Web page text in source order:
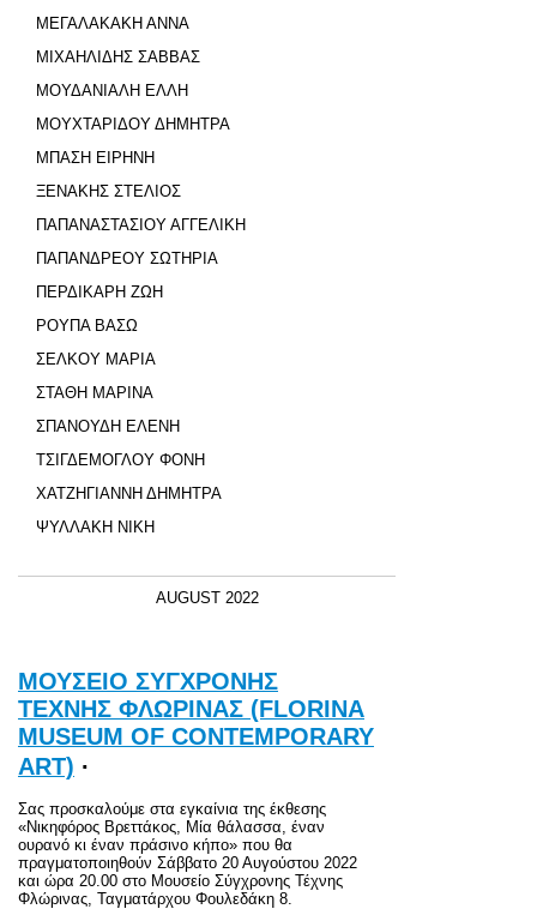
ΜΕΓΑΛΑΚΑΚΗ ΑΝΝΑ
ΜΙΧΑΗΛΙΔΗΣ ΣΑΒΒΑΣ
ΜΟΥΔΑΝΙΑΛΗ ΕΛΛΗ
ΜΟΥΧΤΑΡΙΔΟΥ ΔΗΜΗΤΡΑ
ΜΠΑΣΗ ΕΙΡΗΝΗ
ΞΕΝΑΚΗΣ ΣΤΕΛΙΟΣ
ΠΑΠΑΝΑΣΤΑΣΙΟΥ ΑΓΓΕΛΙΚΗ
ΠΑΠΑΝΔΡΕΟΥ ΣΩΤΗΡΙΑ
ΠΕΡΔΙΚΑΡΗ ΖΩΗ
ΡΟΥΠΑ ΒΑΣΩ
ΣΕΛΚΟΥ ΜΑΡΙΑ
ΣΤΑΘΗ ΜΑΡΙΝΑ
ΣΠΑΝΟΥΔΗ ΕΛΕΝΗ
ΤΣΙΓΔΕΜΟΓΛΟΥ ΦΟΝΗ
ΧΑΤΖΗΓΙΑΝΝΗ ΔΗΜΗΤΡΑ
ΨΥΛΛΑΚΗ ΝΙΚΗ
AUGUST 2022
ΜΟΥΣΕΙΟ ΣΥΓΧΡΟΝΗΣ
ΤΕΧΝΗΣ ΦΛΩΡΙΝΑΣ (FLORINA
MUSEUM OF CONTEMPORARY
ART) ·
Σας προσκαλούμε στα εγκαίνια της έκθεσης
«Νικηφόρος Βρεττάκος, Μία θάλασσα, έναν
ουρανό κι έναν πράσινο κήπο» που θα
πραγματοποιηθούν Σάββατο 20 Αυγούστου 2022
και ώρα 20.00 στο Μουσείο Σύγχρονης Τέχνης
Φλώρινας, Ταγματάρχου Φουλεδάκη 8.